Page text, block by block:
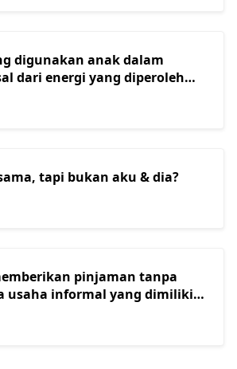
digunakan anak dalam
dari energi yang diperoleh
tapi bukan aku & dia?
pinjaman tanpa
usaha informal yang dimiliki
warga muslim di kota